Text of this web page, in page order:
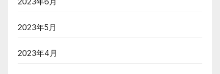
2023年5月
2023年4月